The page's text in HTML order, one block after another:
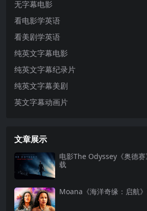
无字幕电影
看电影学英语
看美剧学英语
纯英文字幕电影
纯英文字幕纪录片
纯英文字幕美剧
英文字幕动画片
文章展示
电影The Odyssey《奥德
载
Moana《海洋奇缘：启航